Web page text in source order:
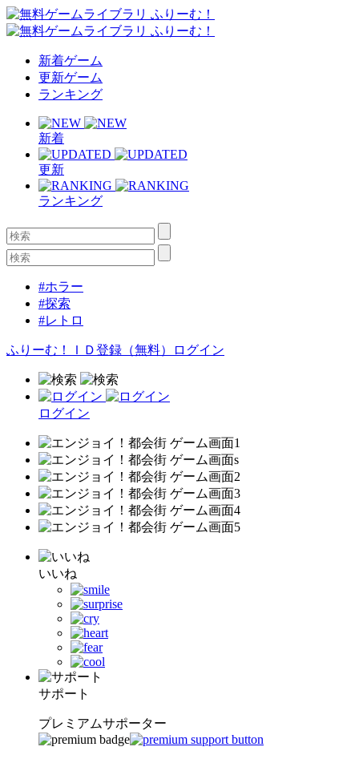
新着ゲーム
更新ゲーム
ランキング
新着
更新
ランキング
#ホラー
#探索
#レトロ
ふりーむ！ＩＤ登録（無料） ログイン
ログイン
いいね
サポート
プレミアムサポーター